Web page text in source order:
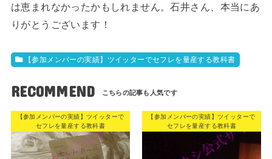
は恵まれなかったかもしれません。石井さん、本当にあ
りがとうございます！
【参加メンバーの実績】ツイッターでセフレを量産する教科書
RECOMMEND
【参加メンバーの実績】ツイッターで
セフレを量産する教科書
【参加メンバーの実績】ツイッターで
セフレを量産する教科書